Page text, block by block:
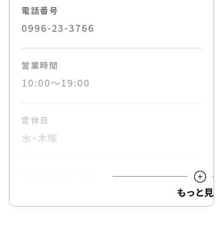
電話番号
0996-23-3766
営業時間
10:00～19:00
定休日
水・木曜
現金・クレジットカード・電子マネー